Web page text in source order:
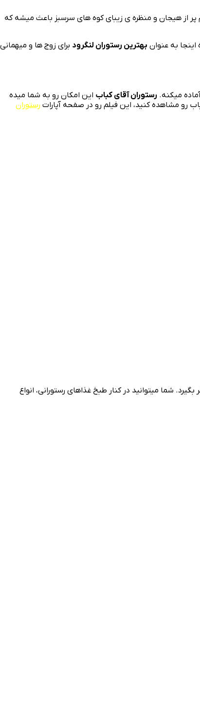
از هیجان و منظره‌ ی زیبای کوه‌ های سرسبز باعث میشه که
به عنوان بهترین رستوران لنگرود برای زوج‌ ها و میهمانی‌
میکنه. رستوران آقای کباب این امکان رو به شما میده
رو مشاهده کنید، این فیلم رو در صفحه آپارات رستوران
شما میتوانید در کنار طبخ غذاهای رستورانی، انواع